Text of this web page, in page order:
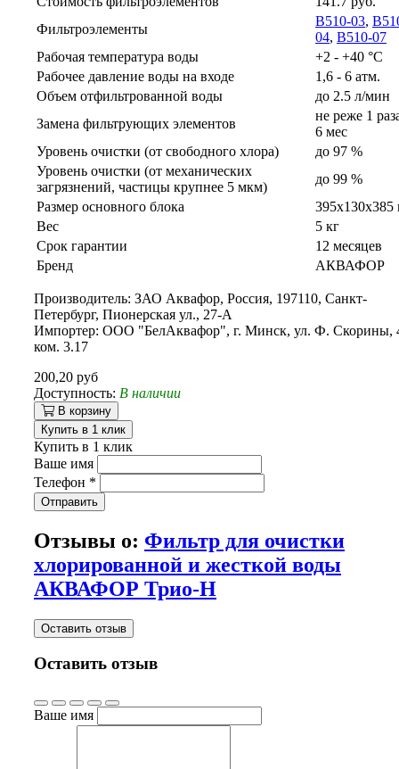
Фильтроэлементы
В510-03,
04, В510-07
Рабочая температура воды
+2 - +40 °C
Рабочее давление воды на входе
1,6 - 6 атм.
Объем отфильтрованной воды
до 2.5 л/мин
Замена фильтрующих элементов
не реже 1
6 мес
Уровень очистки (от свободного хлора)
до 97 %
Уровень очистки (от механических
загрязнений, частицы крупнее 5 мкм)
до 99 %
Размер основного блока
395x130x385
Вес
5 кг
Срок гарантии
12 месяцев
Бренд
АКВАФОР
Производитель: ЗАО Аквафор, Россия, 197110, Санкт-
Петербург, Пионерская ул., 27-А
Импортер: ООО "БелАквафор", г. Минск, ул. Ф. Скорины,
ком. 3.17
200,20 руб
Доступность: В наличии
В корзину
Купить в 1 клик
Купить в 1 клик
Ваше имя
Телефон *
Отправить
Отзывы о: Фильтр для очистки
хлорированной и жесткой воды
АКВАФОР Трио-Н
Оставить отзыв
Оставить отзыв
Ваше имя